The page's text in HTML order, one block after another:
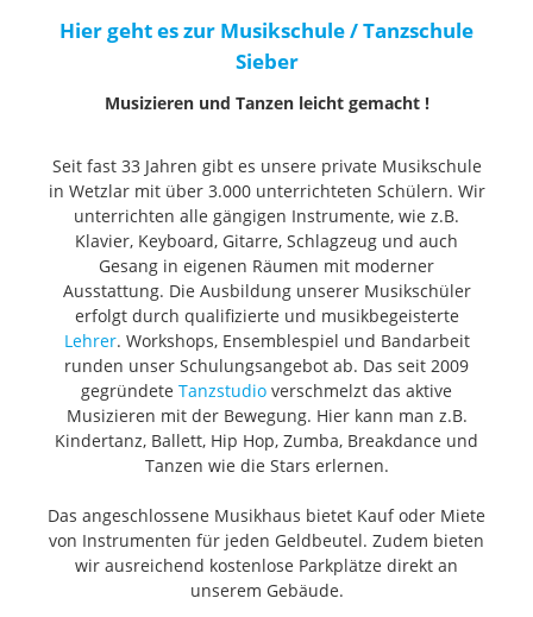
Hier geht es zur Musikschule / Tanzschule
Sieber
Musizieren und Tanzen leicht gemacht !
Seit fast 33 Jahren gibt es unsere private Musikschule
in Wetzlar mit über 3.000 unterrichteten Schülern. Wir
unterrichten alle gängigen Instrumente, wie z.B.
Klavier, Keyboard, Gitarre, Schlagzeug und auch
Gesang in eigenen Räumen mit moderner
Ausstattung. Die Ausbildung unserer Musikschüler
erfolgt durch qualifizierte und musikbegeisterte
Lehrer. Workshops, Ensemblespiel und Bandarbeit
runden unser Schulungsangebot ab. Das seit 2009
gegründete Tanzstudio verschmelzt das aktive
Musizieren mit der Bewegung. Hier kann man z.B.
Kindertanz, Ballett, Hip Hop, Zumba, Breakdance und
Tanzen wie die Stars erlernen.
Das angeschlossene Musikhaus bietet Kauf oder Miete
von Instrumenten für jeden Geldbeutel. Zudem bieten
wir ausreichend kostenlose Parkplätze direkt an
unserem Gebäude.